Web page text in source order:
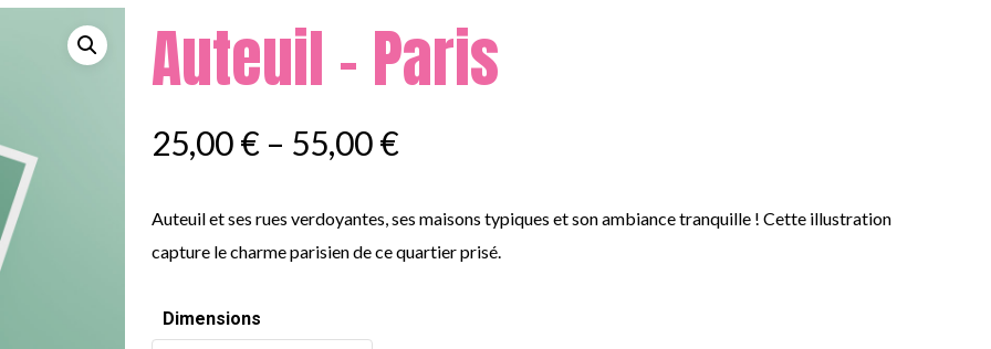
Auteuil – Paris
25,00€– 55,00€
Auteuil et ses rues verdoyantes, ses maisons typiques et son ambiance tranquille ! Cette illustration
capture le charme parisien de ce quartier prisé.
Dimensions